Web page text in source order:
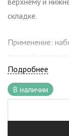
складке.
Применение:
плоской
их на все веко.
мягко
Подробнее
В наличии